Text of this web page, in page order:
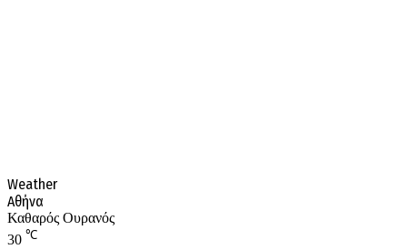
Weather
Αθήνα
Καθαρός Ουρανός
30 ℃